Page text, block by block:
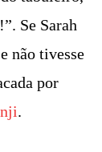
Se Sarah
não tivesse
por
.